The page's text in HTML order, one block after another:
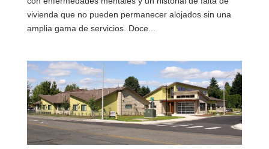
vivienda que no pueden permanecer alojados sin una
amplia gama de servicios. Doce...